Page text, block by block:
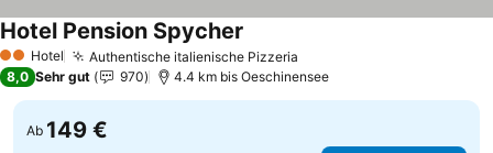
2 Sterne
Hotel Authentische italienische Pizzeria
Hotel Pension Spycher
8,0 Sehr gut 970 4.4 km bis Oeschinensee
Ab 149 €